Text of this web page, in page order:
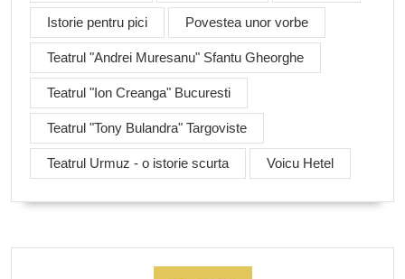
Istorie pentru pici Povestea unor vorbe
Teatrul "Andrei Muresanu" Sfantu Gheorghe
Teatrul "Ion Creanga" Bucuresti
Teatrul "Tony Bulandra" Targoviste
Teatrul Urmuz - o istorie scurta Voicu Hetel